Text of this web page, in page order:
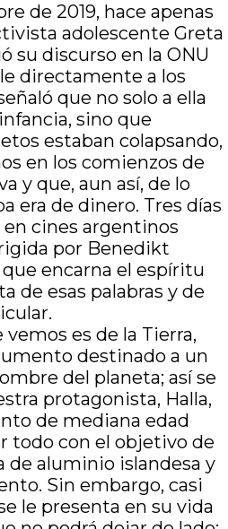
de 2019, hace apenas
adolescente Greta
su discurso en la ONU
directamente a los
que no solo a ella
sino que
estaban colapsando,
en los comienzos de
y que, aun así, de lo
era de dinero. Tres días
cines argentinos
por Benedikt
encarna el espíritu
de esas palabras y de
es de la Tierra,
destinado a un
del planeta; así se
protagonista, Halla,
de mediana edad
todo con el objetivo de
de aluminio islandesa y
Sin embargo, casi
le presenta en su vida